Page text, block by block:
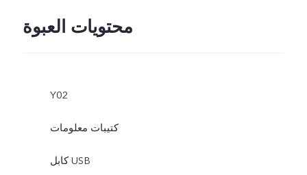
محتويات العبوة
Y02
كتيبات معلومات
كابل USB